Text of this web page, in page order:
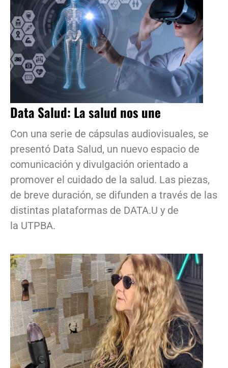
Data Salud: La salud nos une
Con una serie de cápsulas audiovisuales, se
presentó Data Salud, un nuevo espacio de
comunicación y divulgación orientado a
promover el cuidado de la salud. Las piezas,
de breve duración, se difunden a través de las
distintas plataformas de DATA.U y de
la UTPBA.